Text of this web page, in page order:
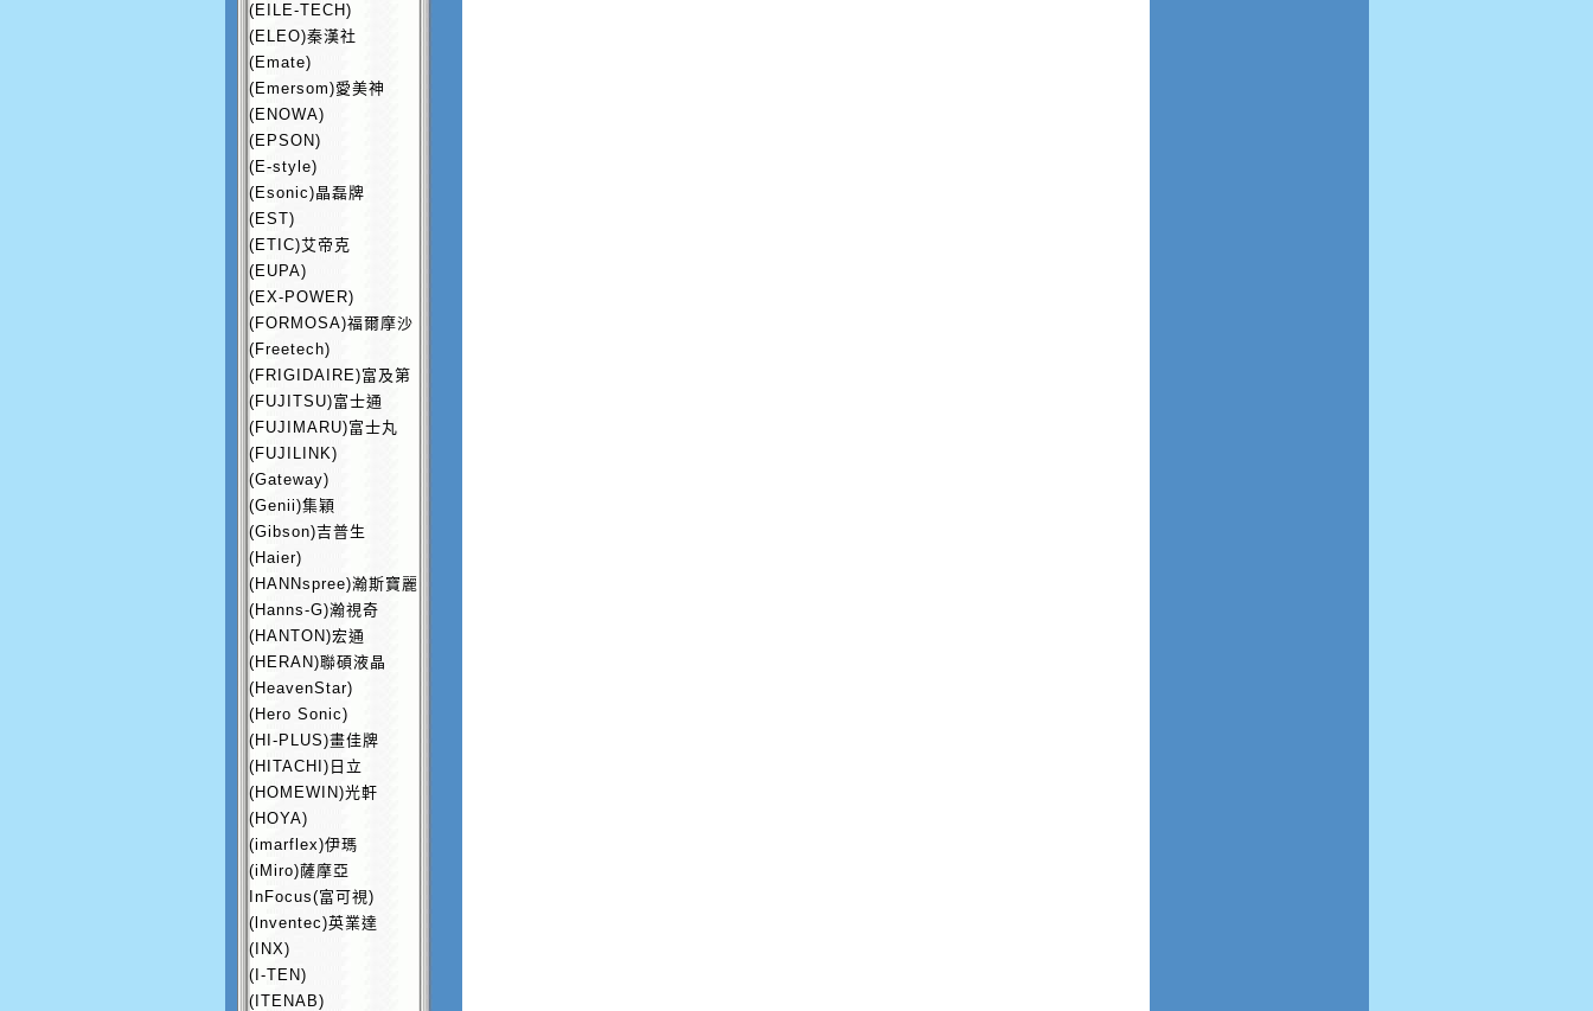
(EILE-TECH)
(ELEO)秦漢社
(Emate)
(Emersom)愛美神
(ENOWA)
(EPSON)
(E-style)
(Esonic)晶磊牌
(EST)
(ETIC)艾帝克
(EUPA)
(EX-POWER)
(FORMOSA)福爾摩沙
(Freetech)
(FRIGIDAIRE)富及第
(FUJITSU)富士通
(FUJIMARU)富士丸
(FUJILINK)
(Gateway)
(Genii)集穎
(Gibson)吉普生
(Haier)
(HANNspree)瀚斯寶麗
(Hanns-G)瀚視奇
(HANTON)宏通
(HERAN)聯碩液晶
(HeavenStar)
(Hero Sonic)
(HI-PLUS)畫佳牌
(HITACHI)日立
(HOMEWIN)光軒
(HOYA)
(imarflex)伊瑪
(iMiro)薩摩亞
InFocus(富可視)
(lnventec)英業達
(INX)
(I-TEN)
(ITENAB)